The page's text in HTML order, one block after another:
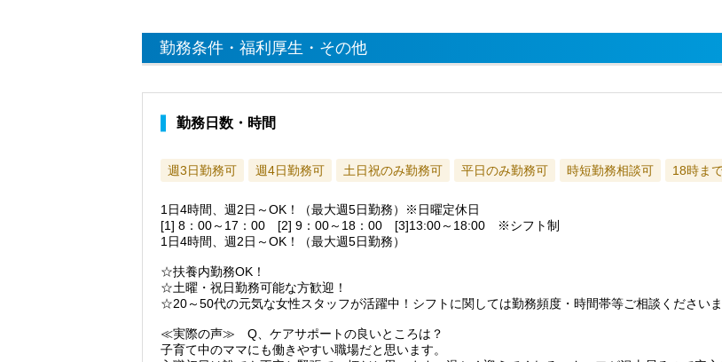
勤務条件・福利厚生・その他
勤務日数・時間
週3日勤務可 週4日勤務可 土日祝のみ勤務可 平日のみ勤務可 時短勤務相談可 18時ま
1日4時間、週2日～OK！（最大週5日勤務）※日曜定休日
[1] 8：00～17：00 [2] 9：00～18：00 [3]13:00～18:00 ※シフト制
1日4時間、週2日～OK！（最大週5日勤務）
☆扶養内勤務OK！
☆土曜・祝日勤務可能な方歓迎！
☆20～50代の元気な女性スタッフが活躍中！シフトに関しては勤務頻度・時間帯等ご相談くださいま
≪実際の声≫ Q、ケアサポートの良いところは？
子育て中のママにも働きやすい職場だと思います。